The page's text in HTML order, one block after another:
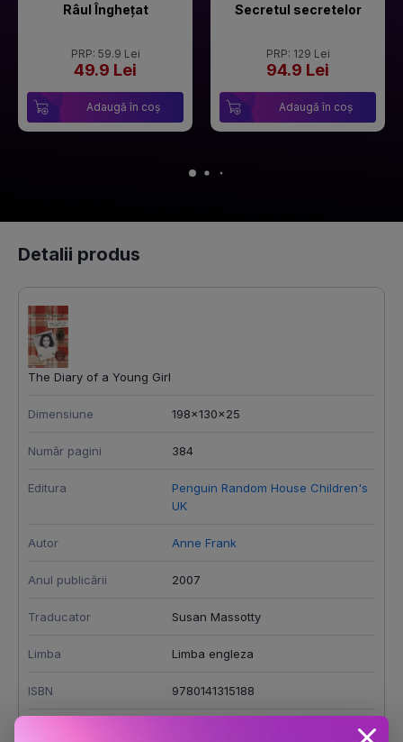
Râul Înghețat
PRP: 59.9 Lei
49.9 Lei
Adaugă în coș
Secretul secretelor
PRP: 129 Lei
94.9 Lei
Adaugă în coș
Detalii produs
The Diary of a Young Girl
Dimensiune 198x130x25
Număr pagini 384
Editura
Penguin Random House Children's
UK
Autor Anne Frank
Anul publicării 2007
Traducator Susan Massotty
Limba Limba engleza
ISBN 9780141315188